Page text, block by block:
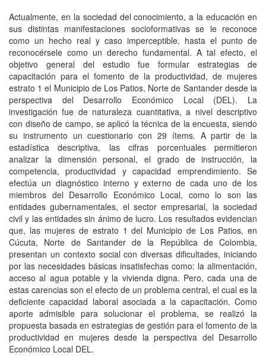
Actualmente, en la sociedad del conocimiento, a la educación en
sus distintas manifestaciones socioformativas se le reconoce
como un hecho real y caso imperceptible, hasta el punto de
reconocérsele como un derecho fundamental. A tal efecto, el
objetivo general del estudio fue formular estrategias de
capacitación para el fomento de la productividad, de mujeres
estrato 1 el Municipio de Los Patios, Norte de Santander desde la
perspectiva del Desarrollo Económico Local (DEL). La
investigación fue de naturaleza cuantitativa, a nivel descriptivo
con diseño de campo, se aplicó la técnica de la encuesta, siendo
su instrumento un cuestionario con 29 ítems. A partir de la
estadística descriptiva, las cifras porcentuales permitieron
analizar la dimensión personal, el grado de instrucción, la
competencia, productividad y capacidad emprendimiento. Se
efectúa un diagnóstico interno y externo de cada uno de los
miembros del Desarrollo Económico Local, como lo son las
entidades gubernamentales, el sector empresarial, la sociedad
civil y las entidades sin ánimo de lucro. Los resultados evidencian
que, las mujeres de estrato 1 del Municipio de Los Patios, en
Cúcuta, Norte de Santander de la República de Colombia,
presentan un contexto social con diversas dificultades, iniciando
por las necesidades básicas insatisfechas como: la alimentación,
acceso al agua potable y la vivienda digna. Pero, cada una de
estas carencias son el efecto de un problema central, el cual es la
deficiente capacidad laboral asociada a la capacitación. Como
aporte admisible para solucionar el problema, se realizó la
propuesta basada en estrategias de gestión para el fomento de la
productividad en mujeres desde la perspectiva del Desarrollo
Económico Local DEL.